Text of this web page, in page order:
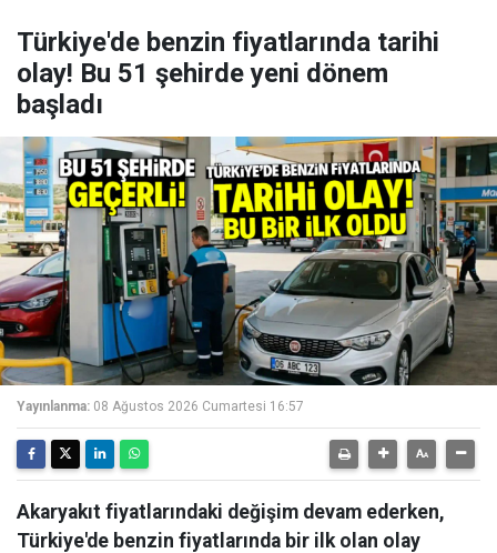
Türkiye'de benzin fiyatlarında tarihi
olay! Bu 51 şehirde yeni dönem
başladı
Yayınlanma: 08 Ağustos 2026 Cumartesi 16:57
Akaryakıt fiyatlarındaki değişim devam ederken,
Türkiye'de benzin fiyatlarında bir ilk olan olay